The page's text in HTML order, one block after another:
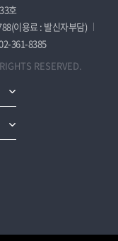
호
이용료 : 발신자부담)
361-8385
RESERVED.